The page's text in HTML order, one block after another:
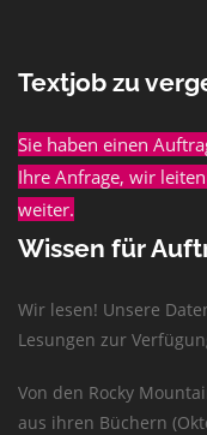
Textjob zu
Sie haben einen
Ihre Anfrage, wir
weiter.
Wissen für
Wir lesen! Unsere
Lesungen zur
Von den Rocky
aus ihren Büchern